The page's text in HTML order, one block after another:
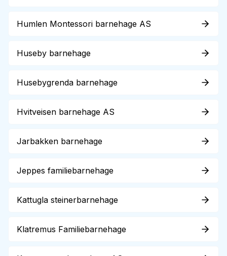
Humlen Montessori barnehage AS
Huseby barnehage
Husebygrenda barnehage
Hvitveisen barnehage AS
Jarbakken barnehage
Jeppes familiebarnehage
Kattugla steinerbarnehage
Klatremus Familiebarnehage